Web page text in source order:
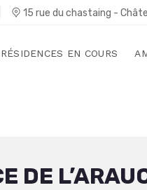
15 rue du chastaing -
EN COURS
DE